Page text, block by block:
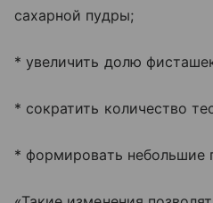
сахарной пудры;
* увеличить долю
* сократить количество
* формировать небольшие